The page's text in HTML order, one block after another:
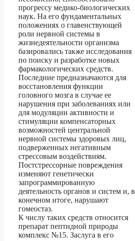
прогрессу медико-биологических
наук. На его фундаментальных
положениях о главенствующей
роли нервной системы в
жизнедеятельности организма
базировались также исследования
по поиску и разработке новых
фармакологических средств.
Последние предназначаются для
восстановления функции
головного мозга в случае ее
нарушения при заболеваниях или
для модуляции активности и
стимуляции компенсаторных
возможностей центральной
нервной системы здоровых лиц,
подверженных негативным
стрессовым воздействиям.
Постстрессорные повреждения
изменяют генетически
запрограммированную
деятельность органов и систем и, в
конечном итоге, нарушают
гомеостаз.
К числу таких средств относится
препарат пептидной природы
комплекс №15. Заслуга в его